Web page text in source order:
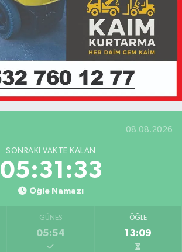
08.08.2026
SONRAKI VAKTE KALAN
05:31:33
Öğle Namazı
GÜNEŞ
05:54
ÖĞLE
13:09